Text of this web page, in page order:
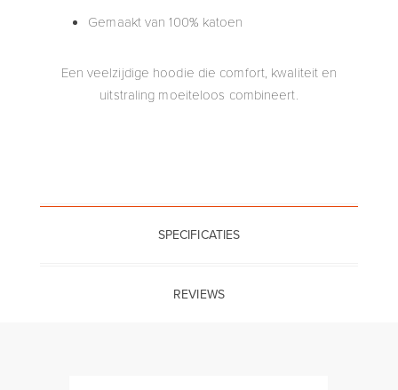
Gemaakt van 100% katoen
Een veelzijdige hoodie die comfort, kwaliteit en
uitstraling moeiteloos combineert.
SPECIFICATIES
REVIEWS